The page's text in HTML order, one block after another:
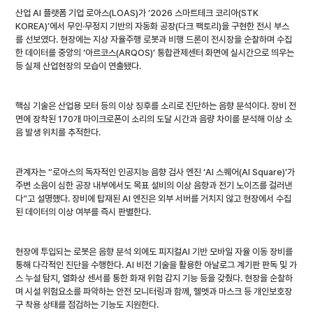
산업 AI 플랫폼 기업 로아스(LOAS)가 ‘2026 스마트테크 코리아(STK
KOREA)’에서 무인·무정지 기반의 자동화 공장(다크 팩토리)을 구현한 전시 부스
를 선보였다. 현장에는 지상 자율주행 로봇과 비행 드론이 전시장을 순찰하며 수집
한 데이터를 중앙의 ‘아르코스(ARQOS)’ 통합관제센터 화면에 실시간으로 띄우는
등 실제 산업현장의 모습이 연출됐다.
핵심 기술은 산업용 모터 등의 이상 징후를 소리로 진단하는 음향 분석이다. 장비 전
면에 장착된 170개 마이크로폰이 소리의 도달 시간과 음량 차이를 분석해 이상 소
음 발생 위치를 추적한다.
관계자는 “로아스의 독자적인 인공지능 음향 검사 엔진 ‘AI 스퀘어(AI Square)’가
주변 소음이 심한 공장 내부에서도 목표 설비의 이상 음향과 전기 노이즈를 걸러낸
다”고 설명했다. 장비에 탑재된 AI 엔진은 외부 서버를 거치지 않고 현장에서 수집
된 데이터의 이상 여부를 즉시 판별한다.
현장에 투입되는 로봇은 음향 분석 외에도 피지컬AI 기반 모바일 자율 이동 장비를
통해 다각적인 진단을 수행한다. AI 비전 기술을 활용한 아날로그 계기판 판독 및 가
스 누설 탐지, 열화상 센서를 통한 화재 위험 감지 기능 등을 갖췄다. 현장을 순찰하
며 시설 위험요소를 파악하는 안전 모니터링과 함께, 헬멧과 마스크 등 개인보호장
구 착용 상태를 점검하는 기능도 지원한다.